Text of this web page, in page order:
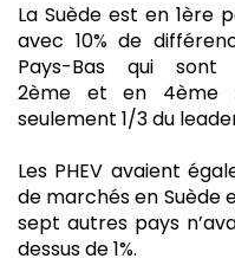
La Suède est en 1ère
avec 10% de
Pays-Bas qui
2ème et en 4ème
seulement 1/3 du
Les PHEV avaient
de marchés en Suède
sept autres pays
dessus de 1%.